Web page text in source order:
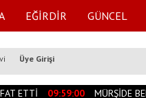
EĞİRDİR GÜNCEL
Üye Girişi
09:59:00 MÜRŞİDE BENLİ